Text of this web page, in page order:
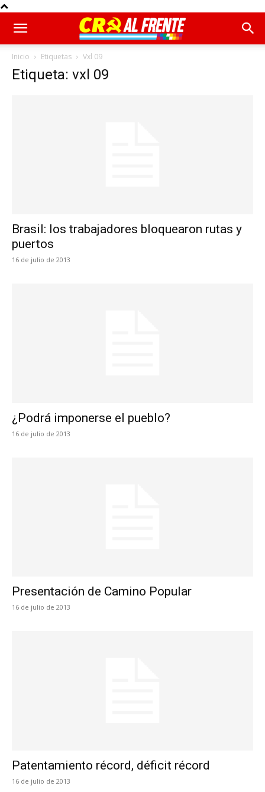
Inicio Etiquetas Vxl 09
Etiqueta: vxl 09
Brasil: los trabajadores bloquearon rutas y
puertos
16 de julio de 2013
¿Podrá imponerse el pueblo?
16 de julio de 2013
Presentación de Camino Popular
16 de julio de 2013
Patentamiento récord, déficit récord
16 de julio de 2013